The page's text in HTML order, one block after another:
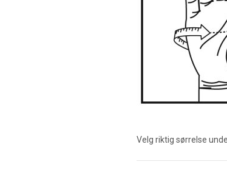
Velg riktig sørrelse